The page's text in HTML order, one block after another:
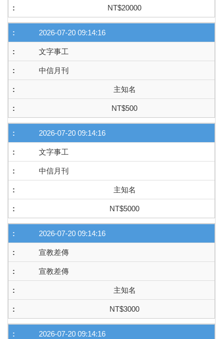
NT$20000
2026-07-20 09:14:16
文字事工
中信月刊
主知名
NT$500
2026-07-20 09:14:16
文字事工
中信月刊
主知名
NT$5000
2026-07-20 09:14:16
宣教差傳
宣教差傳
主知名
NT$3000
2026-07-20 09:14:16